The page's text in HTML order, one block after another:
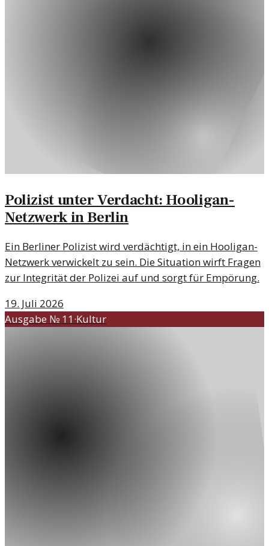
Polizist unter Verdacht: Hooligan-
Netzwerk in Berlin
Ein Berliner Polizist wird verdächtigt, in ein Hooligan-
Netzwerk verwickelt zu sein. Die Situation wirft Fragen
zur Integrität der Polizei auf und sorgt für Empörung.
19. Juli 2026
Ausgabe № 11·Kultur